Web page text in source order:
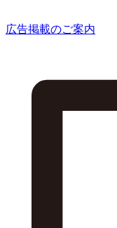
広告掲載のご案内